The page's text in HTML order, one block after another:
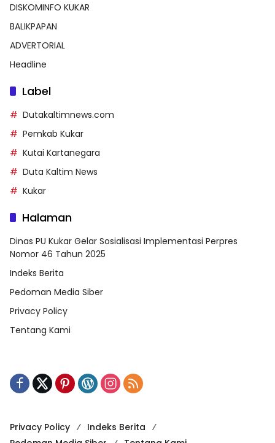
DISKOMINFO KUKAR
BALIKPAPAN
ADVERTORIAL
Headline
Label
Dutakaltimnews.com
Pemkab Kukar
Kutai Kartanegara
Duta Kaltim News
Kukar
Halaman
Dinas PU Kukar Gelar Sosialisasi Implementasi Perpres
Nomor 46 Tahun 2025
Indeks Berita
Pedoman Media Siber
Privacy Policy
Tentang Kami
Privacy Policy
Indeks Berita